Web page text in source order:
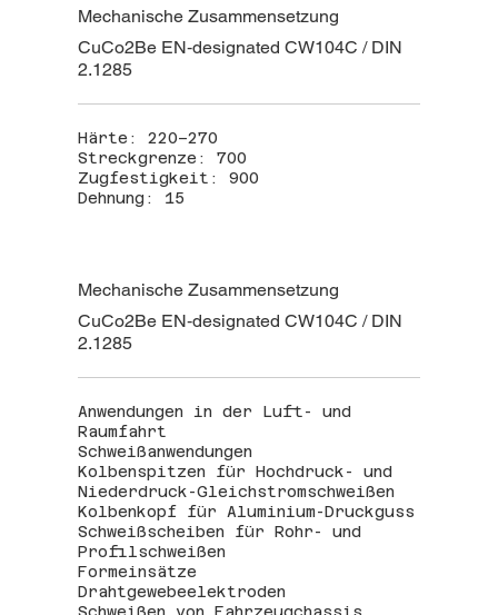
Mechanische Zusammensetzung
CuCo2Be EN‑designated CW104C / DIN
2.1285
Härte: 220–270
Streckgrenze: 700
Zugfestigkeit: 900
Dehnung: 15
Mechanische Zusammensetzung
CuCo2Be EN‑designated CW104C / DIN
2.1285
Anwendungen in der Luft- und
Raumfahrt
Schweißanwendungen
Kolbenspitzen für Hochdruck- und
Niederdruck-Gleichstromschweißen
Kolbenkopf für Aluminium-Druckguss
Schweißscheiben für Rohr- und
Profilschweißen
Formeinsätze
Drahtgewebeelektroden
Schweißen von Fahrzeugchassis